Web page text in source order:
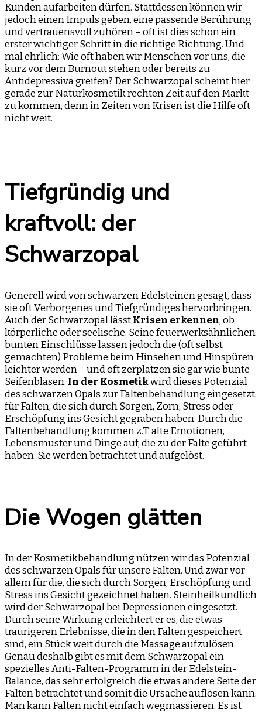
Kunden aufarbeiten dürfen. Stattdessen können wir
jedoch einen Impuls geben, eine passende Berührung
und vertrauensvoll zuhören – oft ist dies schon ein
erster wichtiger Schritt in die richtige Richtung. Und
mal ehrlich: Wie oft haben wir Menschen vor uns, die
kurz vor dem Burnout stehen oder bereits zu
Antidepressiva greifen? Der Schwarzopal scheint hier
gerade zur Naturkosmetik rechten Zeit auf den Markt
zu kommen, denn in Zeiten von Krisen ist die Hilfe oft
nicht weit.
Tiefgründig und
kraftvoll: der
Schwarzopal
Generell wird von schwarzen Edelsteinen gesagt, dass
sie oft Verborgenes und Tiefgründiges hervorbringen.
Auch der Schwarzopal lässtKrisen erkennen, ob
körperliche oder seelische. Seine feuerwerksähnlichen
bunten Einschlüsse lassen jedoch die (oft selbst
gemachten) Probleme beim Hinsehen und Hinspüren
leichter werden – und oft zerplatzen sie gar wie bunte
Seifenblasen. In der Kosmetikwird dieses Potenzial
des schwarzen Opals zur Faltenbehandlung eingesetzt,
für Falten, die sich durch Sorgen, Zorn, Stress oder
Erschöpfung ins Gesicht gegraben haben. Durch die
Faltenbehandlung kommen z.T. alte Emotionen,
Lebensmuster und Dinge auf, die zu der Falte geführt
haben. Sie werden betrachtet und aufgelöst.
Die Wogen glätten
In der Kosmetikbehandlung nützen wir das Potenzial
des schwarzen Opals für unsere Falten. Und zwar vor
allem für die, die sich durch Sorgen, Erschöpfung und
Stress ins Gesicht gezeichnet haben. Steinheilkundlich
wird der Schwarzopal bei Depressionen eingesetzt.
Durch seine Wirkung erleichtert er es, die etwas
traurigeren Erlebnisse, die in den Falten gespeichert
sind, ein Stück weit durch die Massage aufzulösen.
Genau deshalb gibt es mit dem Schwarzopal ein
spezielles Anti-Falten-Programm in der Edelstein-
Balance, das sehr erfolgreich die etwas andere Seite der
Falten betrachtet und somit die Ursache auflösen kann.
Man kann Falten nicht einfach wegmassieren. Es ist